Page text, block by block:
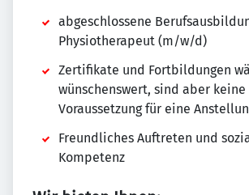
abgeschlossene
Physiotherapeut (m/w/d)
Zertifikate und Fortbildungen
wünschenswert, sind aber keine
Voraussetzung für eine
Freundliches Auftreten und
Kompetenz